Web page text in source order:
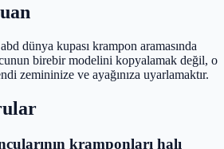
abd dünya kupası krampon aramasında
birebir modelini kopyalamak değil, o
zemininize ve ayağınıza uyarlamaktır.
kramponları halı